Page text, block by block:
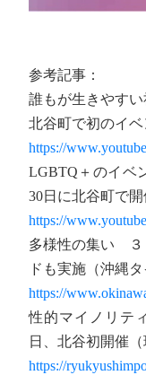
参考記事：
誰もが生きやす
北谷町で初のイベ
https://
LGBTQ＋のイベ
30日に北谷町で開
https://
多様性の集い
ドも実施（沖縄タ
https://
性的マイノリテ
日、北谷初開催（
https://